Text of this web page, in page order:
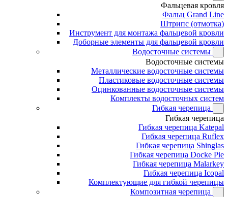
Фальцевая кровля
Фальц Grand Line
Штрипс (отмотка)
Инструмент для монтажа фальцевой кровли
Доборные элементы для фальцевой кровли
Водосточные системы
Водосточные системы
Металлические водосточные системы
Пластиковые водосточные системы
Оцинкованные водосточные системы
Комплекты водосточных систем
Гибкая черепица
Гибкая черепица
Гибкая черепица Katepal
Гибкая черепица Ruflex
Гибкая черепица Shinglas
Гибкая черепица Docke Pie
Гибкая черепица Malarkey
Гибкая черепица Icopal
Комплектующие для гибкой черепицы
Композитная черепица